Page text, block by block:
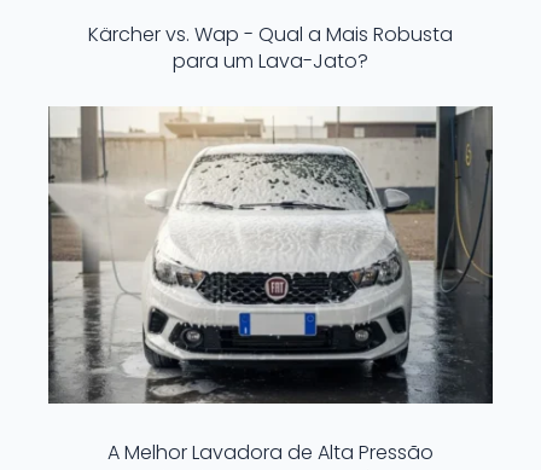
Kärcher vs. Wap - Qual a Mais Robusta
para um Lava-Jato?
A Melhor Lavadora de Alta Pressão